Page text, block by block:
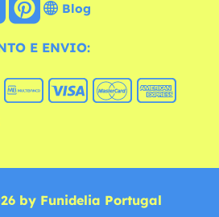
Blog
E ENVIO:
by Funidelia Portugal